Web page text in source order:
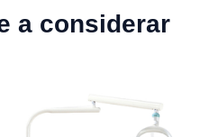
a considerar